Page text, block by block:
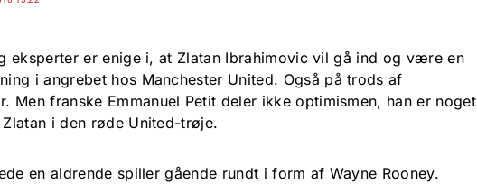
eksperter er enige i, at Zlatan Ibrahimovic vil gå ind og være en
i angrebet hos Manchester United. Også på trods af
Men franske Emmanuel Petit deler ikke optimismen, han er noget
i den røde United-trøje.
en aldrende spiller gående rundt i form af Wayne Rooney.